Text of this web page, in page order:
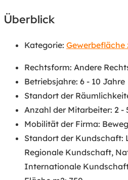
Überblick
Kategorie: Gewerbefläche
Rechtsform: Andere
Betriebsjahre: 6 - 10 Jahre
Standort der
Anzahl der Mitarbeiter: 2 -
Mobilität der Firma:
Standort der Kundschaft:
Regionale Kundschaft,
Internationale